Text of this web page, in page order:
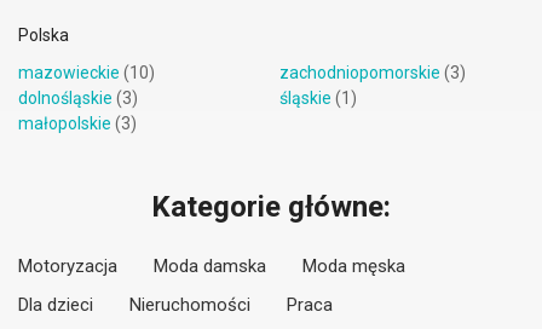
Polska
mazowieckie (10)
dolnośląskie (3)
małopolskie (3)
zachodniopomorskie (3)
śląskie (1)
Kategorie główne:
Motoryzacja Moda damska
Moda męska
Dla dzieci
Nieruchomości
Praca